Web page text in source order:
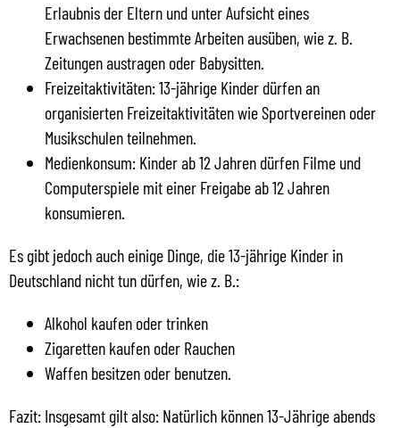
Erlaubnis der Eltern und unter Aufsicht eines
Erwachsenen bestimmte Arbeiten ausüben, wie z. B.
Zeitungen austragen oder Babysitten.
Freizeitaktivitäten: 13-jährige Kinder dürfen an
organisierten Freizeitaktivitäten wie Sportvereinen oder
Musikschulen teilnehmen.
Medienkonsum: Kinder ab 12 Jahren dürfen Filme und
Computerspiele mit einer Freigabe ab 12 Jahren
konsumieren.
Es gibt jedoch auch einige Dinge, die 13-jährige Kinder in
Deutschland nicht tun dürfen, wie z. B.:
Alkohol kaufen oder trinken
Zigaretten kaufen oder Rauchen
Waffen besitzen oder benutzen.
Fazit: Insgesamt gilt also: Natürlich können 13-Jährige abends